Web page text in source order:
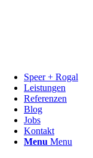
Speer + Rogal
Leistungen
Referenzen
Blog
Jobs
Kontakt
Menu Menu